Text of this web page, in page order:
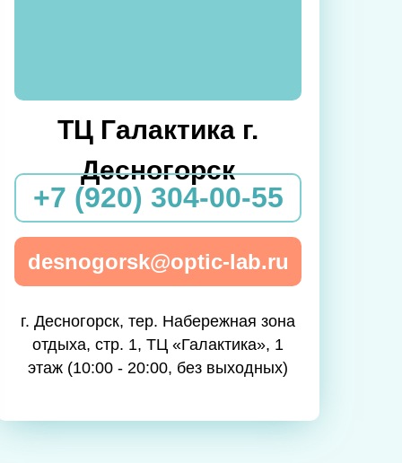
ТЦ Галактика г.
Десногорск
+7 (920) 304-00-55
desnogorsk@optic-lab.ru
г. Десногорск, тер. Набережная зона
отдыха, стр. 1, ТЦ «Галактика», 1
этаж (10:00 - 20:00, без выходных)